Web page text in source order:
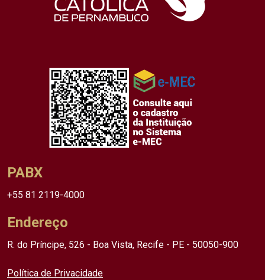
PABX
+55 81 2119-4000
Endereço
R. do Príncipe, 526 - Boa Vista, Recife - PE - 50050-900
Política de Privacidade